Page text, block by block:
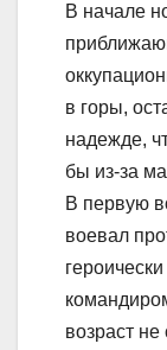
В начале
в горы,
надежде,
бы из-за
В первую
воевал
возраст